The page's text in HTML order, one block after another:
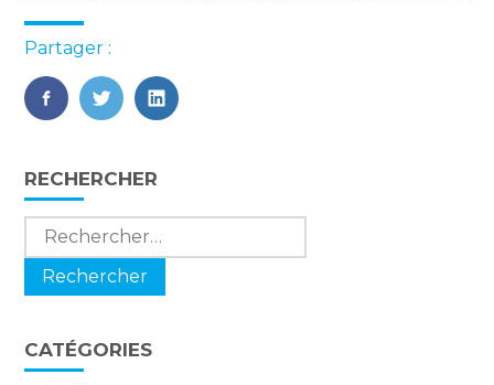
Partager :
FaceBook
TwitterLinkedIn
Blog
sidebar
RECHERCHER
Rechercher :
CATÉGORIES